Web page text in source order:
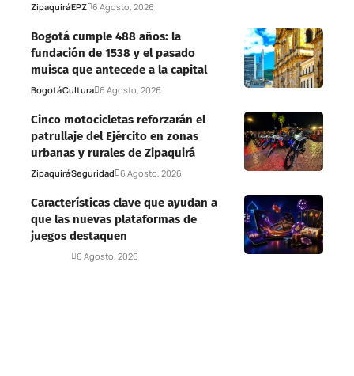
ZipaquiráEPZ 6 Agosto, 2026
Bogotá cumple 488 años: la
fundación de 1538 y el pasado
muisca que antecede a la capital
BogotáCultura 6 Agosto, 2026
Cinco motocicletas reforzarán el
patrullaje del Ejército en zonas
urbanas y rurales de Zipaquirá
ZipaquiráSeguridad 6 Agosto, 2026
Características clave que ayudan a
que las nuevas plataformas de
juegos destaquen
6 Agosto, 2026